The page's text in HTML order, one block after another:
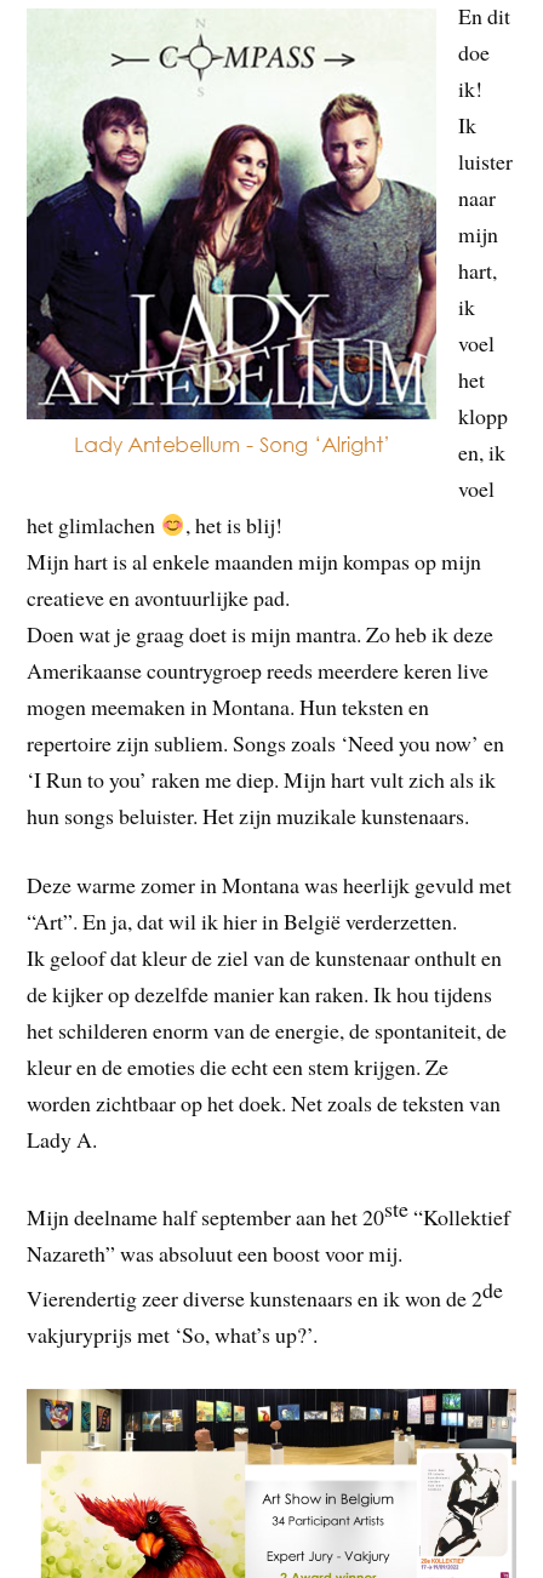
En dit
doe
ik!
Ik
luister
naar
mijn
hart,
ik
voel
het
klopp
en, ik
voel
het glimlachen
, het is blij!
Mijn hart is al enkele maanden mijn kompas op mijn
creatieve en avontuurlijke pad.
Doen wat je graag doet is mijn mantra. Zo heb ik deze
Amerikaanse countrygroep reeds meerdere keren live
mogen meemaken in Montana. Hun teksten en
repertoire zijn subliem. Songs zoals ‘Need you now’ en
‘I Run to you’ raken me diep. Mijn hart vult zich als ik
hun songs beluister. Het zijn muzikale kunstenaars.
Deze warme zomer in Montana was heerlijk gevuld met
“Art”. En ja, dat wil ik hier in België verderzetten.
Ik geloof dat kleur de ziel van de kunstenaar onthult en
de kijker op dezelfde manier kan raken. Ik hou tijdens
het schilderen enorm van de energie, de spontaniteit, de
kleur en de emoties die echt een stem krijgen. Ze
worden zichtbaar op het doek. Net zoals de teksten van
Lady A.
Mijn deelname half september aan het 20ste“Kollektief
Nazareth” was absoluut een boost voor mij.
Vierendertig zeer diverse kunstenaars en ik won de 2de
vakjuryprijs met ‘So, what’s up?’.